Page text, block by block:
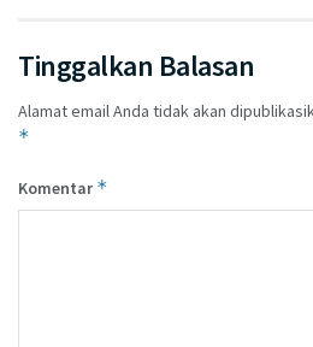
Tinggalkan Balasan
Alamat email Anda tidak akan
*
Komentar*